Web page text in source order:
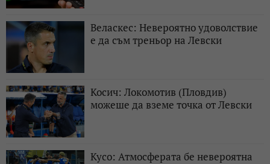
Веласкес: Невероятно удоволствие
е да съм треньор на Левски
Косич: Локомотив (Пловдив)
можеше да вземе точка от Левски
Кусо: Атмосферата бе невероятна